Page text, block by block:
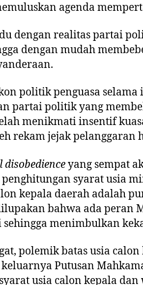
agenda
dengan realitas partai
dengan mudah
politik penguasa
partai politik yang
menikmati insentif
rekam jejak pelanggaran
yang sempat
syarat usia
kepala daerah adalah
bahwa ada peran
menimbulkan
polemik batas usia
Putusan
usia calon kepala